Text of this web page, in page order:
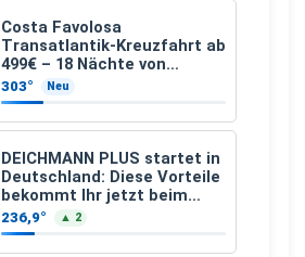
Costa Favolosa
Transatlantik-Kreuzfahrt ab
499€ – 18 Nächte von
Hamburg nach Guadeloupe
303° Neu
DEICHMANN PLUS startet in
Deutschland: Diese Vorteile
bekommt Ihr jetzt beim
Schuhkauf
236,9° ▲ 2